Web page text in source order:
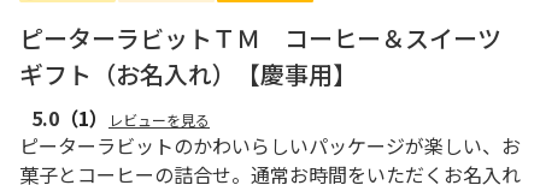
ピーターラビットＴＭ コーヒー＆スイーツ
ギフト（お名入れ）【慶事用】
5.0 （1） レビューを見る
ピーターラビットのかわいらしいパッケージが楽しい、お
菓子とコーヒーの詰合せ。通常お時間をいただくお名入れ